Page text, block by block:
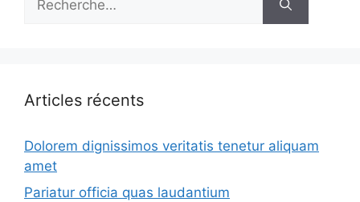
Articles récents
Dolorem dignissimos veritatis tenetur aliquam
amet
Pariatur officia quas laudantium